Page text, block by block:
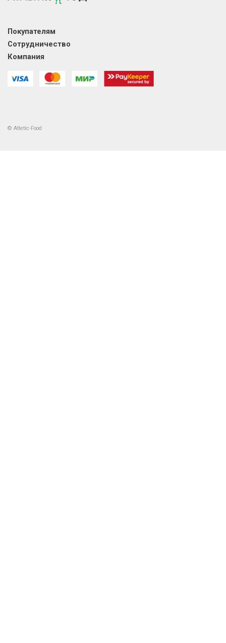
Покупателям
Сотрудничество
Компания
© Atletic-Food